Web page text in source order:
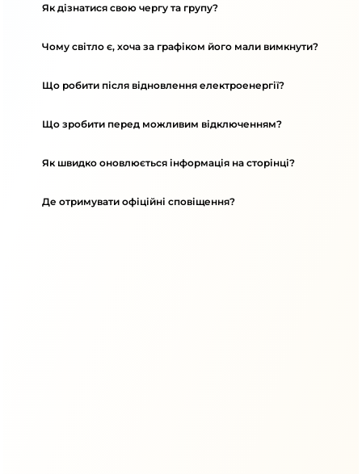
Як дізнатися свою чергу та групу?
Чому світло є, хоча за графіком його мали вимкнути?
Що робити після відновлення електроенергії?
Що зробити перед можливим відключенням?
Як швидко оновлюється інформація на сторінці?
Де отримувати офіційні сповіщення?